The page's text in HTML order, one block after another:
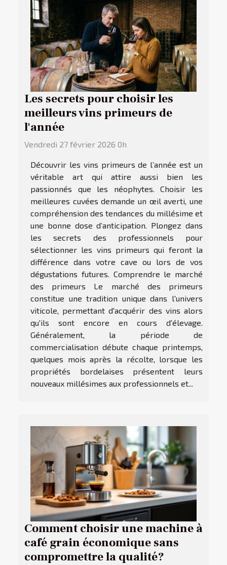
Les secrets pour choisir les
meilleurs vins primeurs de
l'année
Vendredi 27 février 2026 0h
Découvrir les vins primeurs de l’année est un
véritable art qui attire aussi bien les
passionnés que les néophytes. Choisir les
meilleures cuvées demande un œil averti, une
compréhension des tendances du millésime et
une bonne dose d’anticipation. Plongez dans
les secrets des professionnels pour
sélectionner les vins primeurs qui feront la
différence dans votre cave ou lors de vos
dégustations futures. Comprendre le marché
des primeurs Le marché des primeurs
constitue une tradition unique dans l'univers
viticole, permettant d'acquérir des vins alors
qu'ils sont encore en cours d'élevage.
Généralement, la période de
commercialisation débute chaque printemps,
quelques mois après la récolte, lorsque les
propriétés bordelaises présentent leurs
nouveaux millésimes aux professionnels et...
Comment choisir une machine à
café grain économique sans
compromettre la qualité?